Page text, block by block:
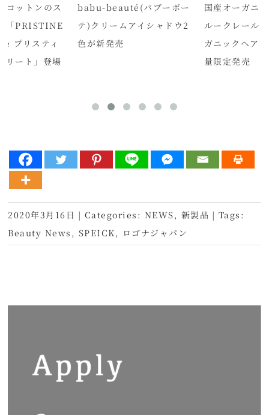
コットンのス
「PRISTINE
プリスティ
リート」登場
babu-beauté(バブーボー
テ)クリームアイシャドウ2
色が新発売
国産オーガニ
ルークレール
ガニックヘア
量限定発売
2020年3月16日 | Categories: NEWS , 新製品 | Tags:
Beauty News , SPEICK , ロゴナジャパン